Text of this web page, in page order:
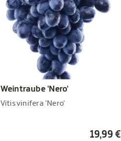
Weintraube 'Nero'
Vitis vinifera 'Nero'
19,99 €